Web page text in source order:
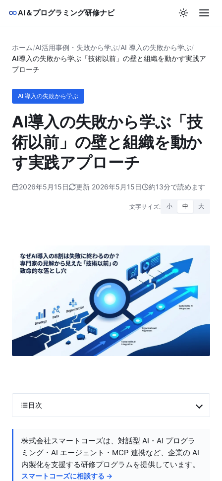
AI＆プログラミング研修ナビ
ホーム/AI活用事例・失敗から学ぶ/AI 導入の失敗から学ぶ/
AI導入の失敗から学ぶ「技術以前」の壁と組織を動かす実践ア
プローチ
AI 導入の失敗から学ぶ
AI導入の失敗から学ぶ「技
術以前」の壁と組織を動か
す実践アプローチ
2026年5月15日 更新 2026年5月15日 約13分で読めます
文字サイズ: 小 中 大
目次
株式会社スマートコーズは、対話型 AI・AI プログラ
ミング・AI エージェント・MCP 連携など、企業の AI
内製化を支援する研修プログラムを提供しています。
スマートコーズに相談する →